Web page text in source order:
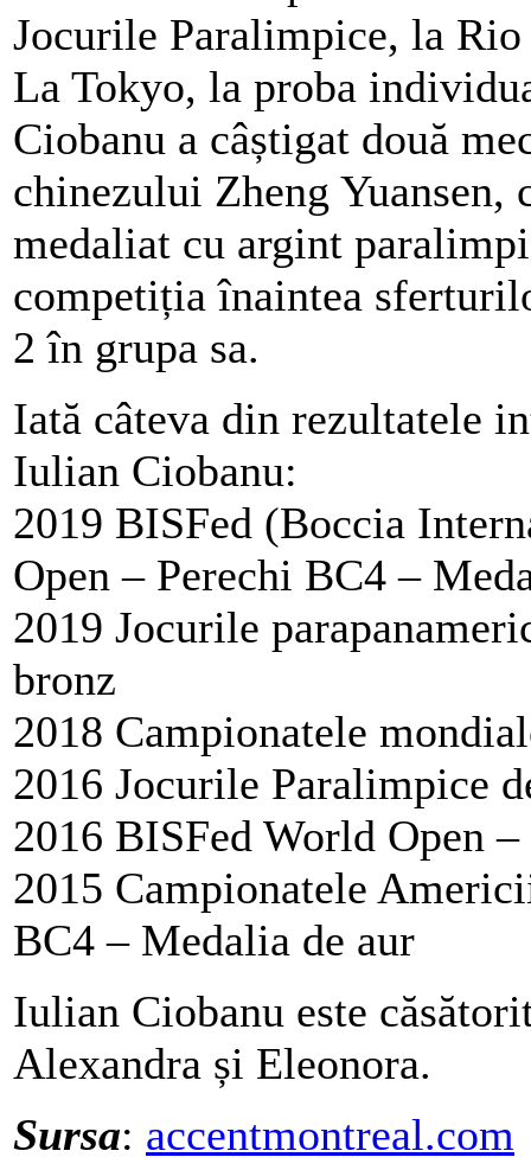
Jocurile Paralimpice, la
La Tokyo, la proba
Ciobanu a câștigat două
chinezului Zheng
medaliat cu argint
competiția înaintea
2 în grupa sa.
Iată câteva din rezultatele
Iulian Ciobanu:
2019 BISFed (Boccia
Open – Perechi BC4 –
2019 Jocurile
bronz
2018 Campionatele
2016 Jocurile Paralimpice
2016 BISFed World Open
2015 Campionatele
BC4 – Medalia de aur
Iulian Ciobanu este
Alexandra și Eleonora.
Sursa: accentmontreal.com